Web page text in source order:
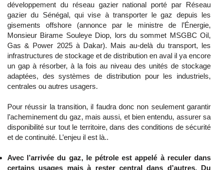
développement du réseau gazier national porté par Réseau
gazier du Sénégal, qui vise à transporter le gaz depuis les
gisements offshore (annonce par le ministre de l’Énergie,
Monsieur Birame Souleye Diop, lors du sommet MSGBC Oil,
Gas & Power 2025 à Dakar). Mais au-delà du transport, les
infrastructures de stockage et de distribution en aval il ya encore
un gap à résorber, à la fois au niveau des unités de stockage
adaptées, des systèmes de distribution pour les industriels,
centrales ou autres usagers.
Pour réussir la transition, il faudra donc non seulement garantir
l’acheminement du gaz, mais aussi, et bien entendu, assurer sa
disponibilité sur tout le territoire, dans des conditions de sécurité
et de continuité. L’enjeu il est là..
Avec l’arrivée du gaz, le pétrole est appelé à reculer dans
certains usages mais à rester central dans d’autres. Du